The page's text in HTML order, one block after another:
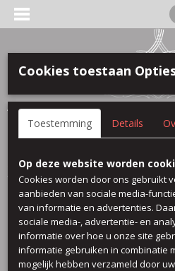
Anmelden Registrieren
Startseite>100 % baumwolle >
Cookies toestaan
Toestemming Details
Op deze website worden
Cookies worden door ons gebruikt
aanbieden van sociale media-
van informatie en advertenties.
sociale media-, advertentie- en
informatie over hoe u onze site
informatie gebruiken in combinatie
mogelijk hebben verzameld door